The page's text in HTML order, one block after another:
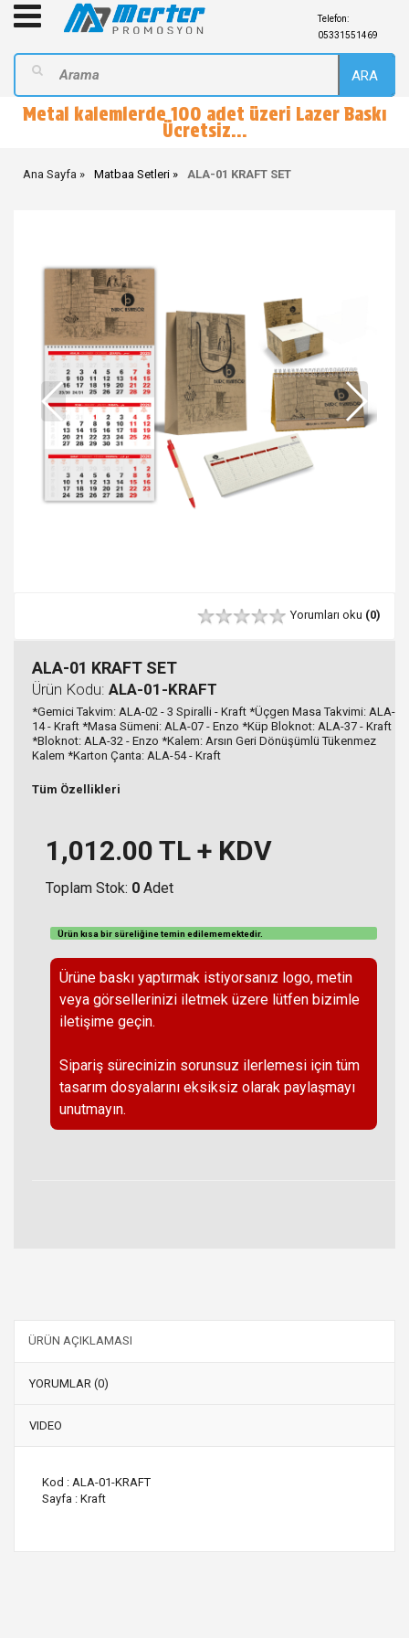
Telefon:
05331551469
ARA
Metal kalemlerde 100 adet üzeri Lazer Baskı
Ücretsiz...
Ana Sayfa Matbaa Setleri ALA-01 KRAFT SET
Yorumları oku (0)
ALA-01 KRAFT SET
Ürün Kodu: ALA-01-KRAFT
*Gemici Takvim: ALA-02 - 3 Spiralli - Kraft *Üçgen Masa Takvimi: ALA-
14 - Kraft *Masa Sümeni: ALA-07 - Enzo *Küp Bloknot: ALA-37 - Kraft
*Bloknot: ALA-32 - Enzo *Kalem: Arsın Geri Dönüşümlü Tükenmez
Kalem *Karton Çanta: ALA-54 - Kraft
Tüm Özellikleri
1,012.00 TL + KDV
Toplam Stok: 0 Adet
Ürün kısa bir süreliğine temin edilememektedir.
Ürüne baskı yaptırmak istiyorsanız logo, metin
veya görsellerinizi iletmek üzere lütfen bizimle
iletişime geçin.
Sipariş sürecinizin sorunsuz ilerlemesi için tüm
tasarım dosyalarını eksiksiz olarak paylaşmayı
unutmayın.
ÜRÜN AÇIKLAMASI
YORUMLAR (0)
VIDEO
Kod : ALA-01-KRAFT
Sayfa : Kraft